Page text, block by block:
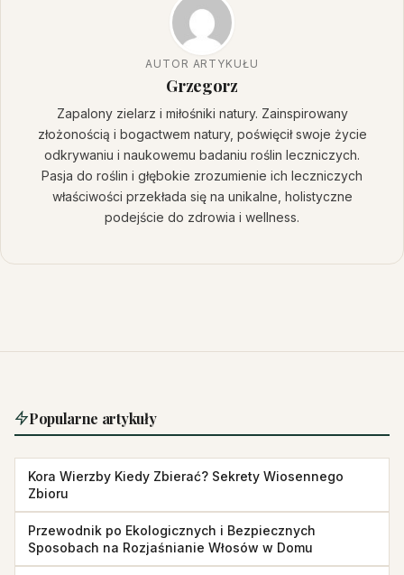
AUTOR ARTYKUŁU
Grzegorz
Zapalony zielarz i miłośniki natury. Zainspirowany
złożonością i bogactwem natury, poświęcił swoje życie
odkrywaniu i naukowemu badaniu roślin leczniczych.
Pasja do roślin i głębokie zrozumienie ich leczniczych
właściwości przekłada się na unikalne, holistyczne
podejście do zdrowia i wellness.
Popularne artykuły
Kora Wierzby Kiedy Zbierać? Sekrety Wiosennego
Zbioru
Przewodnik po Ekologicznych i Bezpiecznych
Sposobach na Rozjaśnianie Włosów w Domu